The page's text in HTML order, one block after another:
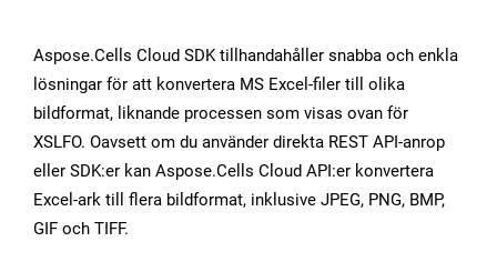
Aspose.Cells Cloud SDK tillhandahåller snabba och enkla
lösningar för att konvertera MS Excel-filer till olika
bildformat, liknande processen som visas ovan för
XSLFO. Oavsett om du använder direkta REST API-anrop
eller SDK:er kan Aspose.Cells Cloud API:er konvertera
Excel-ark till flera bildformat, inklusive JPEG, PNG, BMP,
GIF och TIFF.